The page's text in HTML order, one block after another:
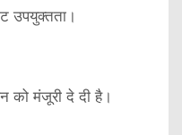
उपयुक्तता।
को मंजूरी दे दी है।